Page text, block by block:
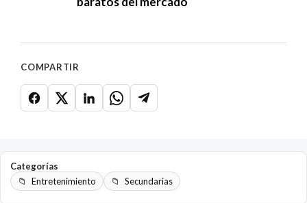
COMPARTIR
Categorías
Entretenimiento
Secundarias